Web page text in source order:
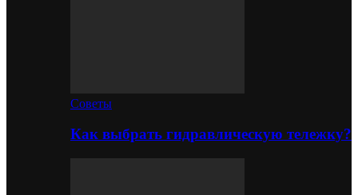
Советы
Как выбрать гидравлическую тележку?